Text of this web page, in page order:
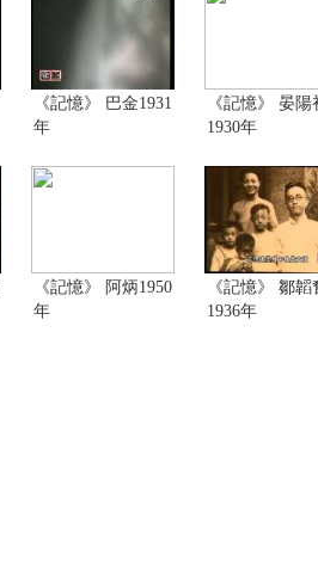
《記憶》 巴金1931
年
《記憶》 晏陽
1930年
《記憶》 阿炳1950
年
《記憶》 鄒韜
1936年